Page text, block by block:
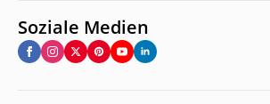
Soziale Medien